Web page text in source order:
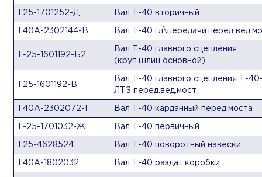
Т25-1701252-Д Вал Т-40 вторичный
Т40А-2302144-В Вал Т-40 гл\передачи.перед
Т-25-1601192-Б2
Вал Т-40 главного сцепления
(круп.шлиц основной)
Т25-1601192-В
Вал Т-40 главного сцепления Т-
ЛТЗ перед.вед.мост
Т40А-2302072-Г Вал Т-40 карданный перед.моста
Т-25-1701032-Ж Вал Т-40 первичный
Т25-4628524 Вал Т-40 поворотный навески
Т40А-1802032 Вал Т-40 раздат.коробки